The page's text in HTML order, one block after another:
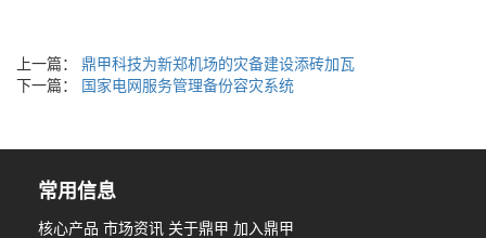
上一篇： 鼎甲科技为新郑机场的灾备建设添砖加瓦
下一篇：
国家电网服务管理备份容灾系统
常用信息
核心产品 市场资讯 关于鼎甲 加入鼎甲